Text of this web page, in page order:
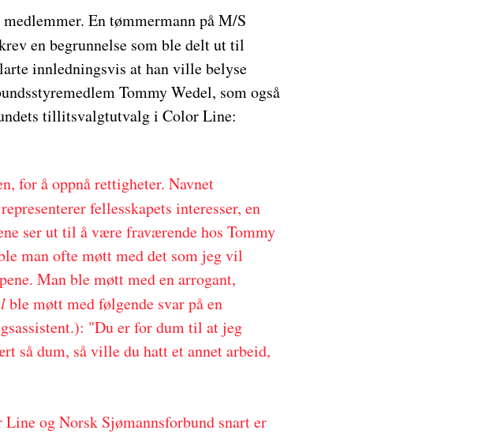
En tømmermann på M/S
en begrunnelse som ble delt ut til
innledningsvis at han ville belyse
Tommy Wedel, som også
tillitsvalgtutvalg i Color Line:
for å oppnå rettigheter. Navnet
fellesskapets interesser, en
ser ut til å være fraværende hos Tommy
man ofte møtt med det som jeg vil
Man ble møtt med en arrogant,
ble møtt med følgende svar på en
"Du er for dum til at jeg
så dum, så ville du hatt et annet arbeid,
og Norsk Sjømannsforbund snart er